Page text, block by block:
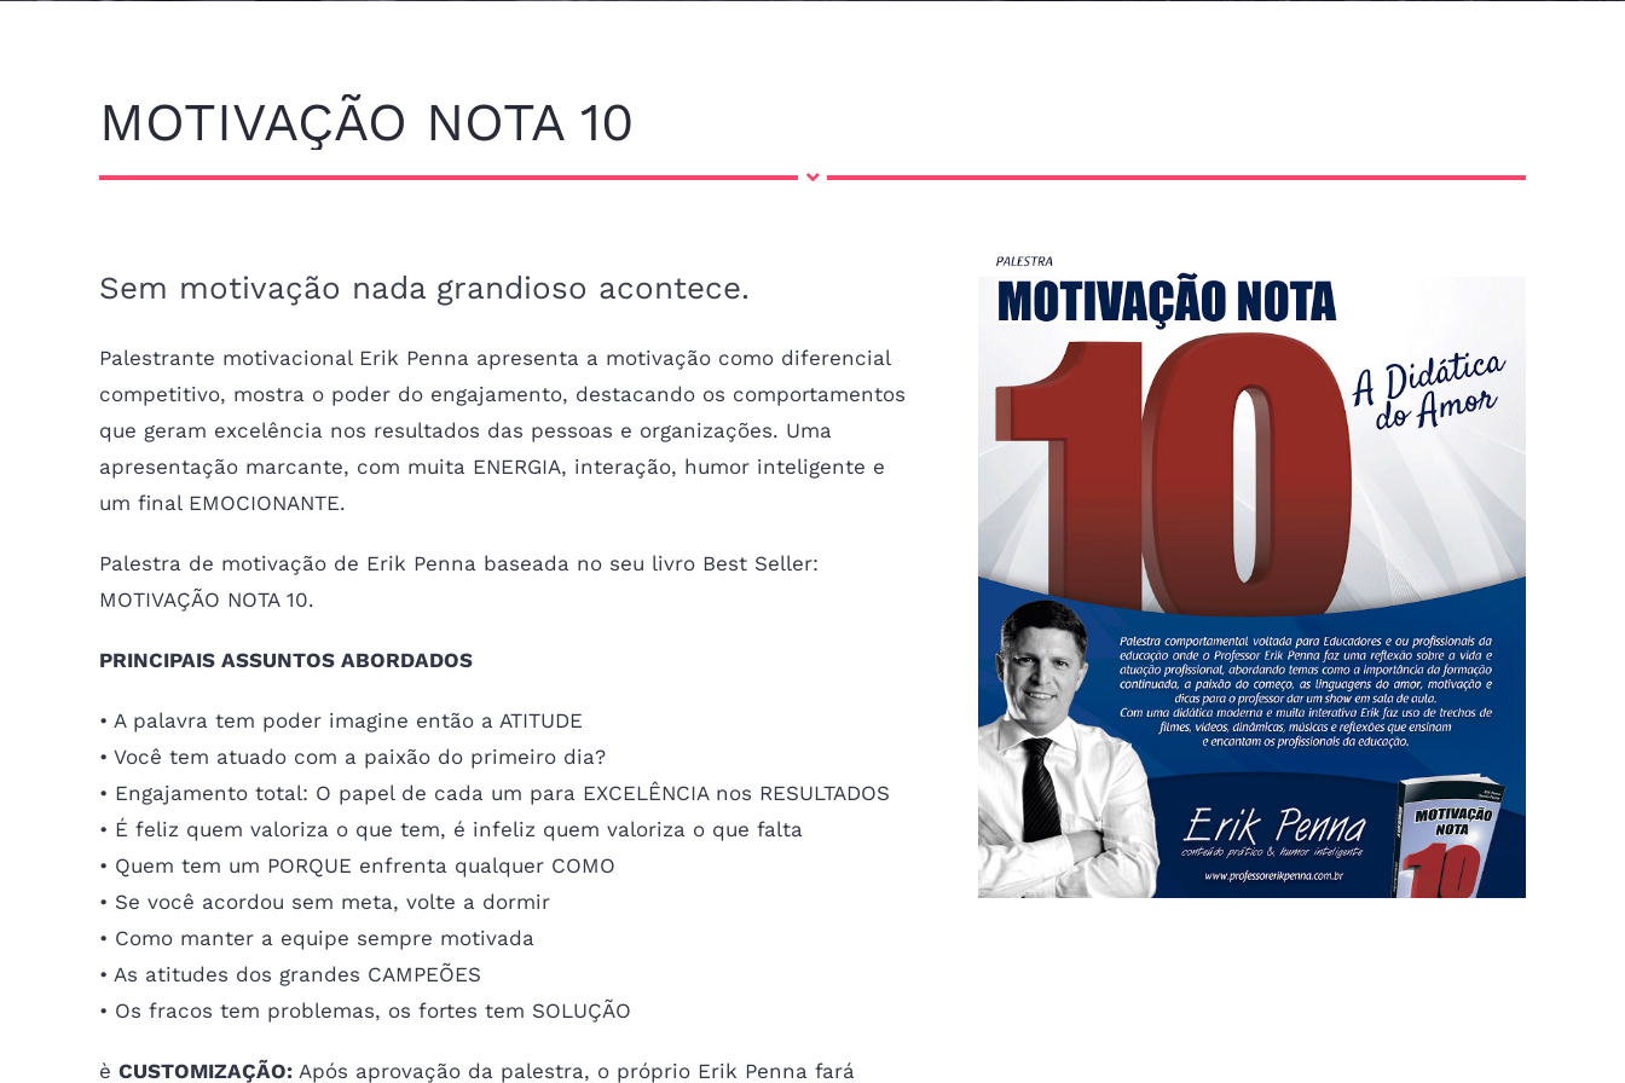
MOTIVAÇÃO NOTA 10
Sem motivação nada grandioso acontece.
Palestrante motivacional Erik Penna apresenta a motivação como diferencial
competitivo, mostra o poder do engajamento, destacando os comportamentos
que geram excelência nos resultados das pessoas e organizações. Uma
apresentação marcante, com muita ENERGIA, interação, humor inteligente e
um final EMOCIONANTE.
Palestra de motivação de Erik Penna baseada no seu livro Best Seller:
MOTIVAÇÃO NOTA 10.
PRINCIPAIS ASSUNTOS ABORDADOS
• A palavra tem poder imagine então a ATITUDE
• Você tem atuado com a paixão do primeiro dia?
• Engajamento total: O papel de cada um para EXCELÊNCIA nos RESULTADOS
• É feliz quem valoriza o que tem, é infeliz quem valoriza o que falta
• Quem tem um PORQUE enfrenta qualquer COMO
• Se você acordou sem meta, volte a dormir
• Como manter a equipe sempre motivada
• As atitudes dos grandes CAMPEÕES
• Os fracos tem problemas, os fortes tem SOLUÇÃO
è CUSTOMIZAÇÃO: Após aprovação da palestra, o próprio Erik Penna fará
FALE CONOSCO
Taubaté/SP, Brasil
Segunda – Sexta: 8:30 – 17:30
Sábado – Domingo: Fechado
Erik Penna – Educação
SEMANA DA EDUCAÇÃO